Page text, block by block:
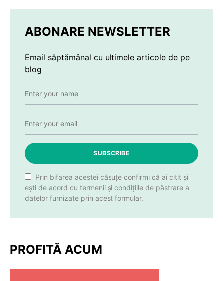
ABONARE NEWSLETTER
Email săptămânal cu ultimele articole de pe
blog
SUBSCRIBE
Prin bifarea acestei căsuțe confirmi că ai citit și
ești de acord cu termenii și condițiile de păstrare a
datelor furnizate prin acest formular.
PROFITĂ ACUM